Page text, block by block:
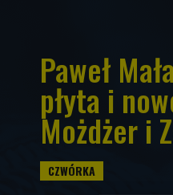
Paweł
płyta i
Możdżer i